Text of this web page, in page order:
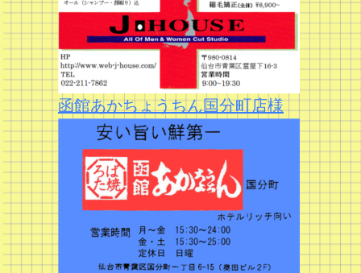
函館あかちょうちん国分町店様